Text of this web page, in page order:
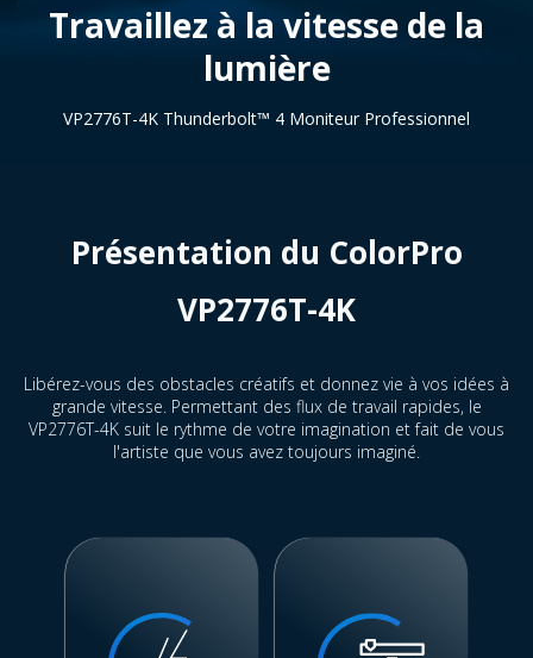
Travaillez à la vitesse de la
lumière
VP2776T-4K Thunderbolt™ 4 Moniteur Professionnel
Présentation du ColorPro
VP2776T-4K
Libérez-vous des obstacles créatifs et donnez vie à vos idées à
grande vitesse. Permettant des flux de travail rapides, le
VP2776T-4K suit le rythme de votre imagination et fait de vous
l'artiste que vous avez toujours imaginé.